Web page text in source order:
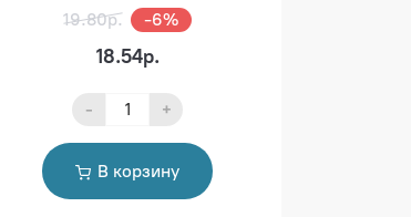
19.80р.
-6%
18.54р.
- +
В корзину